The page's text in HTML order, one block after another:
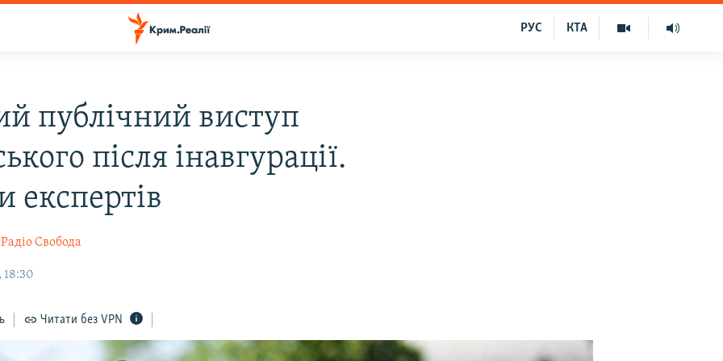
КТА
РУС
публічний виступ
після інавгурації.
експертів
Радіо Свобода
18:30
Читати без VPN